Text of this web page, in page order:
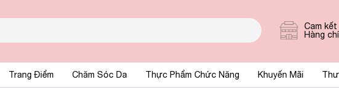
Cam kết
Hàng
Trang Điểm Chăm Sóc Da Thực Phẩm Chức Năng Khuyến Mãi